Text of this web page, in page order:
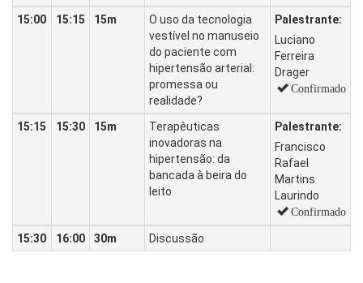
15:00 15:15 15m
O uso da tecnologia
vestível no manuseio
do paciente com
hipertensão arterial:
promessa ou
realidade?
Palestrante:
Luciano
Ferreira
Drager
Confirmado
15:15 15:30 15m
Terapêuticas
inovadoras na
hipertensão: da
bancada à beira do
leito
Palestrante:
Francisco
Rafael
Martins
Laurindo
Confirmado
15:30 16:00 30m Discussão